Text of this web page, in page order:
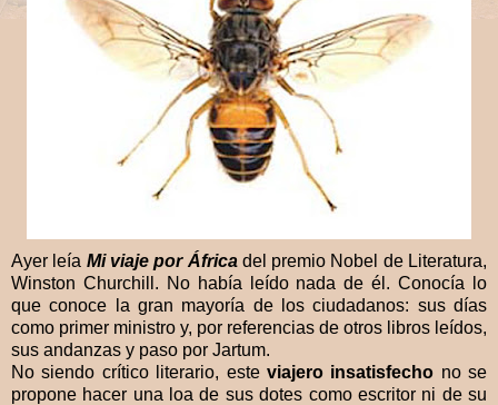
Ayer leía Mi viaje por Áfricadel premio Nobel de Literatura,
Winston Churchill. No había leído nada de él. Conocía lo
que conoce la gran mayoría de los ciudadanos: sus días
como primer ministro y, por referencias de otros libros leídos,
sus andanzas y paso por Jartum.
No siendo crítico literario, este viajero insatisfecho no se
propone hacer una loa de sus dotes como escritor ni de su